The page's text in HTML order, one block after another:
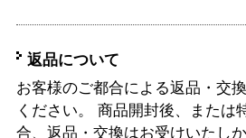
返品について
お客様のご都合による返品・交
ください。 商品開封後、または
合、返品・交換はお受けいたし